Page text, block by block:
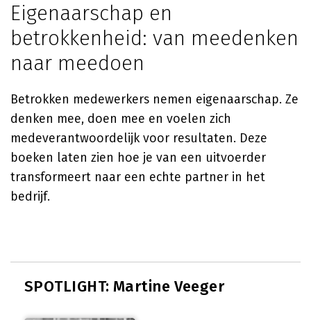
Eigenaarschap en
betrokkenheid: van meedenken
naar meedoen
Betrokken medewerkers nemen eigenaarschap. Ze
denken mee, doen mee en voelen zich
medeverantwoordelijk voor resultaten. Deze
boeken laten zien hoe je van een uitvoerder
transformeert naar een echte partner in het
bedrijf.
SPOTLIGHT: Martine Veeger